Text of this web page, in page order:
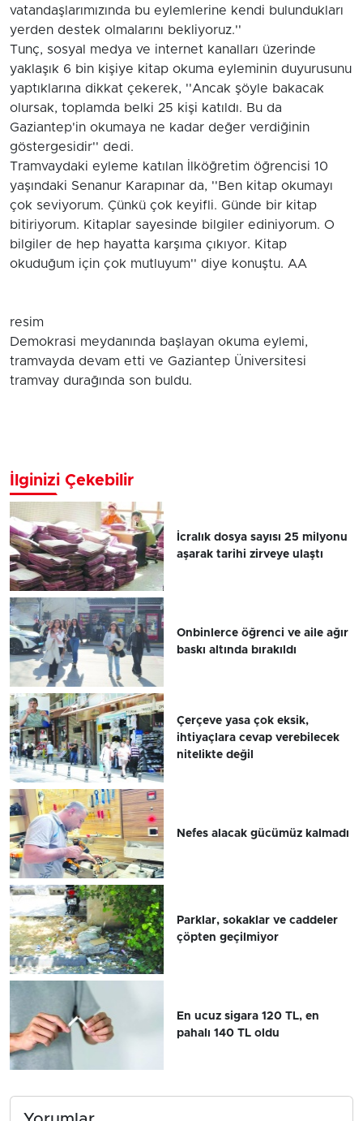
vatandaşlarımızında bu eylemlerine kendi bulundukları
yerden destek olmalarını bekliyoruz.''
Tunç, sosyal medya ve internet kanalları üzerinde
yaklaşık 6 bin kişiye kitap okuma eyleminin duyurusunu
yaptıklarına dikkat çekerek, ''Ancak şöyle bakacak
olursak, toplamda belki 25 kişi katıldı. Bu da
Gaziantep'in okumaya ne kadar değer verdiğinin
göstergesidir'' dedi.
Tramvaydaki eyleme katılan İlköğretim öğrencisi 10
yaşındaki Senanur Karapınar da, ''Ben kitap okumayı
çok seviyorum. Çünkü çok keyifli. Günde bir kitap
bitiriyorum. Kitaplar sayesinde bilgiler ediniyorum. O
bilgiler de hep hayatta karşıma çıkıyor. Kitap
okuduğum için çok mutluyum'' diye konuştu. AA
resim
Demokrasi meydanında başlayan okuma eylemi,
tramvayda devam etti ve Gaziantep Üniversitesi
tramvay durağında son buldu.
İlginizi Çekebilir
İcralık dosya sayısı 25 milyonu
aşarak tarihi zirveye ulaştı
Onbinlerce öğrenci ve aile ağır
baskı altında bırakıldı
Çerçeve yasa çok eksik,
ihtiyaçlara cevap verebilecek
nitelikte değil
Nefes alacak gücümüz kalmadı
Parklar, sokaklar ve caddeler
çöpten geçilmiyor
En ucuz sigara 120 TL, en
pahalı 140 TL oldu